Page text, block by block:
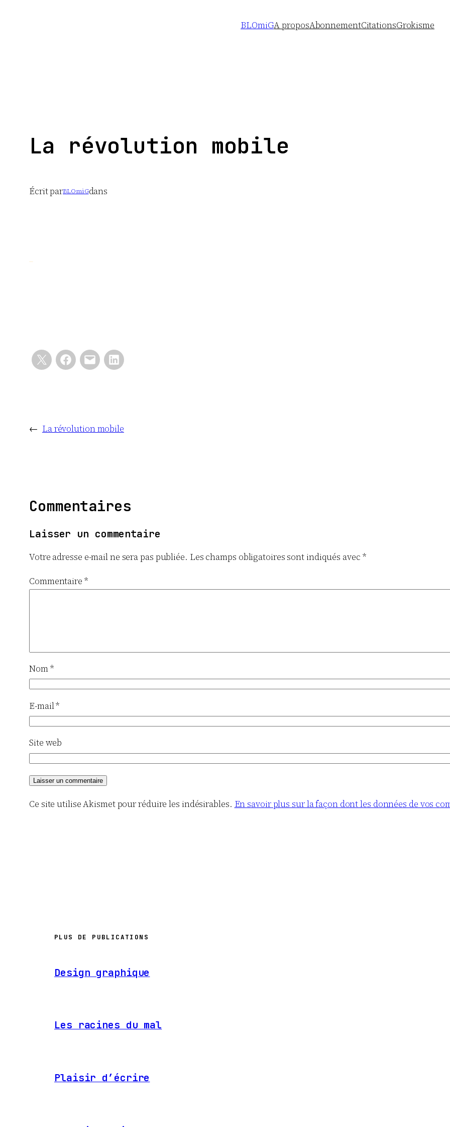
BLOmiGA proposAbonnementCitationsGrokisme
La révolution mobile
Écrit parBLOmiGdans
← La révolution mobile
Commentaires
Laisser un commentaire
Votre adresse e-mail ne sera pas publiée. Les champs obligatoires sont indiqués avec *
Commentaire *
Nom*
E-mail*
Site web
Ce site utilise Akismet pour réduire les indésirables. En savoir plus sur la façon dont les données de vos
PLUS DE PUBLICATIONS
Design graphique
Les racines du mal
Plaisir d’écrire